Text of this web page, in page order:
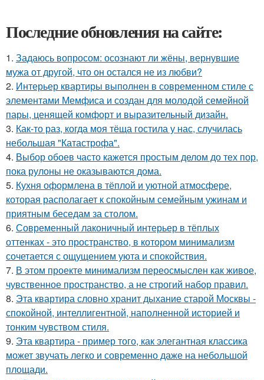
Последние обновления на сайте:
1. Задаюсь вопросом: осознают ли жёны, вернувшие
мужа от другой, что он остался не из любви?
2. Интерьер квартиры выполнен в современном стиле с
элементами Мемфиса и создан для молодой семейной
пары, ценящей комфорт и выразительный дизайн.
3. Как-то раз, когда моя тёща гостила у нас, случилась
небольшая "Катастрофа".
4. Выбор обоев часто кажется простым делом до тех пор,
пока рулоны не оказываются дома.
5. Кухня оформлена в тёплой и уютной атмосфере,
которая располагает к спокойным семейным ужинам и
приятным беседам за столом.
6. Современный лаконичный интерьер в тёплых
оттенках - это пространство, в котором минимализм
сочетается с ощущением уюта и спокойствия.
7. В этом проекте минимализм переосмыслен как живое,
чувственное пространство, а не строгий набор правил.
8. Эта квартира словно хранит дыхание старой Москвы -
спокойной, интеллигентной, наполненной историей и
тонким чувством стиля.
9. Эта квартира - пример того, как элегантная классика
может звучать легко и современно даже на небольшой
площади.